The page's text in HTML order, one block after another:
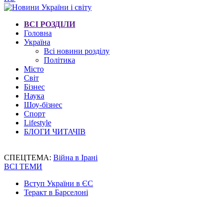
ВСІ РОЗДІЛИ
Головна
Україна
Всі новини розділу
Політика
Місто
Світ
Бізнес
Наука
Шоу-бізнес
Спорт
Lifestyle
БЛОГИ ЧИТАЧІВ
СПЕЦТЕМА: Війна в Ірані
ВСІ ТЕМИ
Вступ України в ЄС
Теракт в Барселоні